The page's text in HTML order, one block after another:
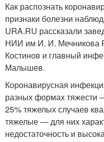
Как распознать
признаки болезни
URA.RU рассказали
НИИ им И. И. Мечникова
Костинов и главный
Малышев.
Коронавирусная
разных формах тяжести
25% тяжелых случаев
тяжелые — для них
недостаточность и